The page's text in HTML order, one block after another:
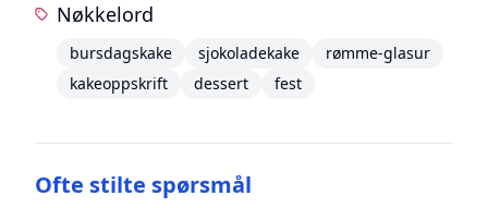
Nøkkelord
bursdagskake sjokoladekake
rømme-glasur
kakeoppskrift
dessert fest
Ofte stilte spørsmål